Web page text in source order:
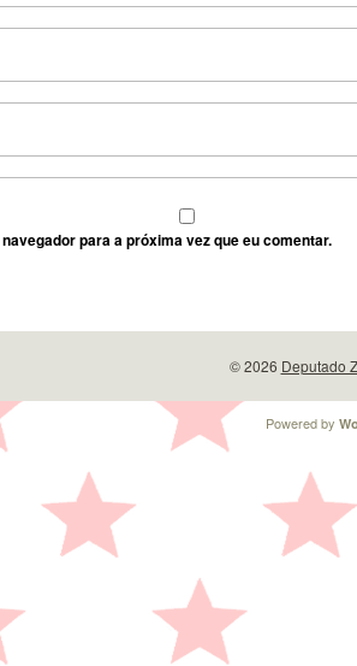
para a próxima vez que eu comentar.
© 2026 Deputado
Powered by